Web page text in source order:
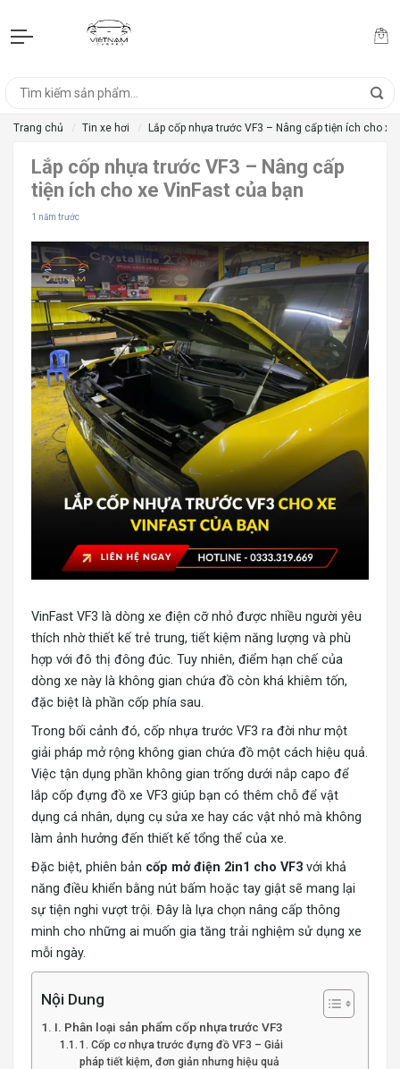
Trang chủ Tin xe hơi Lắp cốp nhựa trước VF3 – Nâng cấp tiện ích cho
Lắp cốp nhựa trước VF3 – Nâng cấp
tiện ích cho xe VinFast của bạn
1 năm trước
VinFast VF3 là dòng xe điện cỡ nhỏ được nhiều người yêu
thích nhờ thiết kế trẻ trung, tiết kiệm năng lượng và phù
hợp với đô thị đông đúc. Tuy nhiên, điểm hạn chế của
dòng xe này là không gian chứa đồ còn khá khiêm tốn,
đặc biệt là phần cốp phía sau.
Trong bối cảnh đó, cốp nhựa trước VF3 ra đời như một
giải pháp mở rộng không gian chứa đồ một cách hiệu quả.
Việc tận dụng phần không gian trống dưới nắp capo để
lắp cốp đựng đồ xe VF3 giúp bạn có thêm chỗ để vật
dụng cá nhân, dụng cụ sửa xe hay các vật nhỏ mà không
làm ảnh hưởng đến thiết kế tổng thể của xe.
Đặc biệt, phiên bản cốp mở điện 2in1 cho VF3 với khả
năng điều khiển bằng nút bấm hoặc tay giật sẽ mang lại
sự tiện nghi vượt trội. Đây là lựa chọn nâng cấp thông
minh cho những ai muốn gia tăng trải nghiệm sử dụng xe
mỗi ngày.
Nội Dung
I. Phân loại sản phẩm cốp nhựa trước VF3
1. Cốp cơ nhựa trước đựng đồ VF3 – Giải
pháp tiết kiệm, đơn giản nhưng hiệu quả